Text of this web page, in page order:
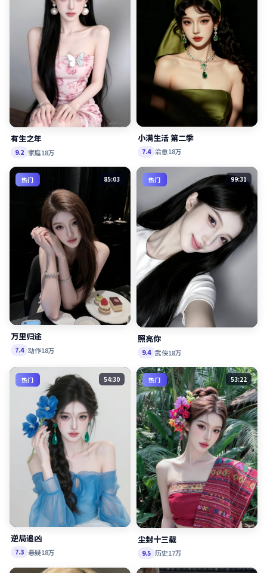
有生之年
9.2 家庭18万
小满生活 第二季
7.4 治愈18万
热门 85:03
万里归途
7.4 动作18万
热门 99:31
照亮你
9.4 武侠18万
热门 54:30
逆局追凶
7.3 悬疑18万
热门 53:22
尘封十三载
9.5 历史17万